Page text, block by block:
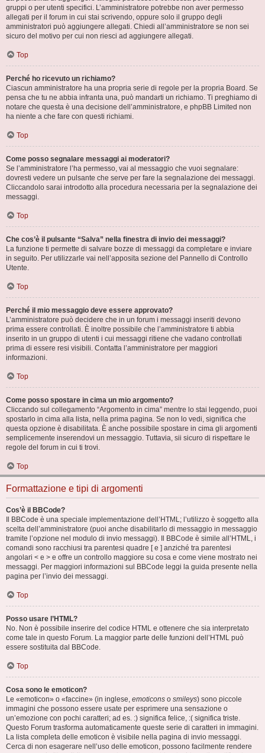
gruppi o per utenti specifici. L’amministratore potrebbe non aver permesso
allegati per il forum in cui stai scrivendo, oppure solo il gruppo degli
amministratori può aggiungere allegati. Chiedi all’amministratore se non sei
sicuro del motivo per cui non riesci ad aggiungere allegati.
Top
Perché ho ricevuto un richiamo?
Ciascun amministratore ha una propria serie di regole per la propria Board. Se
pensa che tu ne abbia infranta una, può mandarti un richiamo. Ti preghiamo di
notare che questa è una decisione dell’amministratore, e phpBB Limited non
ha niente a che fare con questi richiami.
Top
Come posso segnalare messaggi ai moderatori?
Se l’amministratore l’ha permesso, vai al messaggio che vuoi segnalare:
dovresti vedere un pulsante che serve per fare la segnalazione dei messaggi.
Cliccandolo sarai introdotto alla procedura necessaria per la segnalazione dei
messaggi.
Top
Che cos’è il pulsante “Salva” nella finestra di invio dei messaggi?
La funzione ti permette di salvare bozze di messaggi da completare e inviare
in seguito. Per utilizzarle vai nell’apposita sezione del Pannello di Controllo
Utente.
Top
Perché il mio messaggio deve essere approvato?
L’amministratore può decidere che in un forum i messaggi inseriti devono
prima essere controllati. È inoltre possibile che l’amministratore ti abbia
inserito in un gruppo di utenti i cui messaggi ritiene che vadano controllati
prima di essere resi visibili. Contatta l’amministratore per maggiori
informazioni.
Top
Come posso spostare in cima un mio argomento?
Cliccando sul collegamento “Argomento in cima” mentre lo stai leggendo, puoi
spostarlo in cima alla lista, nella prima pagina. Se non lo vedi, significa che
questa opzione è disabilitata. È anche possibile spostare in cima gli argomenti
semplicemente inserendovi un messaggio. Tuttavia, sii sicuro di rispettare le
regole del forum in cui ti trovi.
Top
Formattazione e tipi di argomenti
Cos’è il BBCode?
Il BBCode è una speciale implementazione dell’HTML; l’utilizzo è soggetto alla
scelta dell’amministratore (puoi anche disabilitarlo di messaggio in messaggio
tramite l’opzione nel modulo di invio messaggi). Il BBCode è simile all’HTML, i
comandi sono racchiusi tra parentesi quadre [ e ] anziché tra parentesi
angolari < e > e offre un controllo maggiore su cosa e come viene mostrato nei
messaggi. Per maggiori informazioni sul BBCode leggi la guida presente nella
pagina per l’invio dei messaggi.
Top
Posso usare l’HTML?
No. Non è possibile inserire del codice HTML e ottenere che sia interpretato
come tale in questo Forum. La maggior parte delle funzioni dell’HTML può
essere sostituita dal BBCode.
Top
Cosa sono le emoticon?
Le «emoticon» o «faccine» (in inglese, emoticons o smileys) sono piccole
immagini che possono essere usate per esprimere una sensazione o
un’emozione con pochi caratteri; ad es. :) significa felice, :( significa triste.
Questo Forum trasforma automaticamente queste serie di caratteri in immagini.
La lista completa delle emoticon è visibile nella pagina di invio messaggi.
Cerca di non esagerare nell’uso delle emoticon, possono facilmente rendere